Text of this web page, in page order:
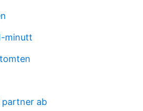
minutt
partner ab